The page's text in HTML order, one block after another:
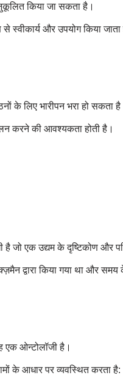
किया जा सकता है।
स्वीकार्य और उपयोग किया जाता
के लिए भारीपन भरा हो सकता
करने की आवश्यकता होती है।
है जो एक उद्यम के दृष्टिकोण और
द्वारा किया गया था और
एक ओन्टोलॉजी है।
के आधार पर व्यवस्थित करता है: